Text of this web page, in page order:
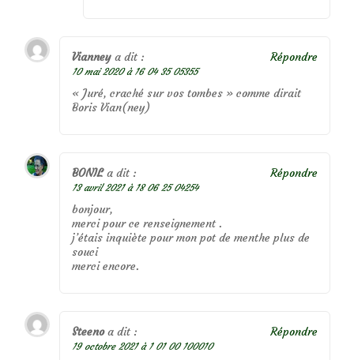
Vianney a dit :
10 mai 2020 à 16 04 35 05355
« Juré, craché sur vos tombes » comme dirait
Boris Vian(ney)
Répondre
BONIL a dit :
13 avril 2021 à 18 06 25 04254
bonjour,
merci pour ce renseignement .
j’étais inquiète pour mon pot de menthe plus de
souci
merci encore.
Répondre
Steeno a dit :
19 octobre 2021 à 1 01 00 100010
Répondre